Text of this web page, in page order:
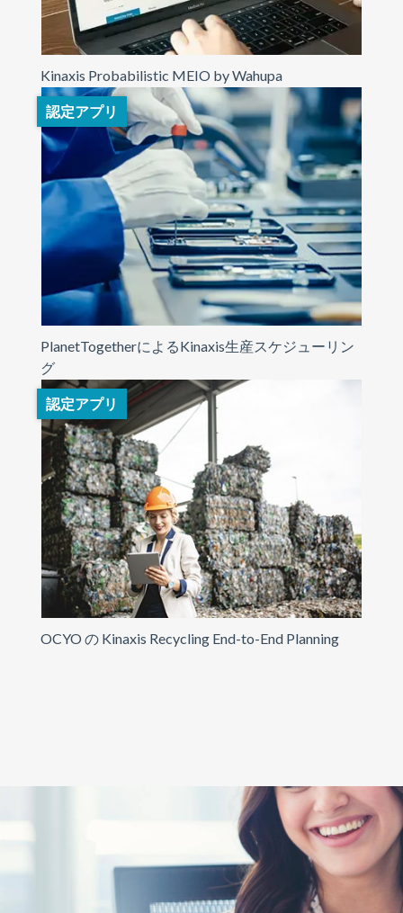
Kinaxis Probabilistic MEIO by Wahupa
認定アプリ
PlanetTogetherによるKinaxis生産スケジューリン
グ
認定アプリ
OCYO の Kinaxis Recycling End-to-End Planning